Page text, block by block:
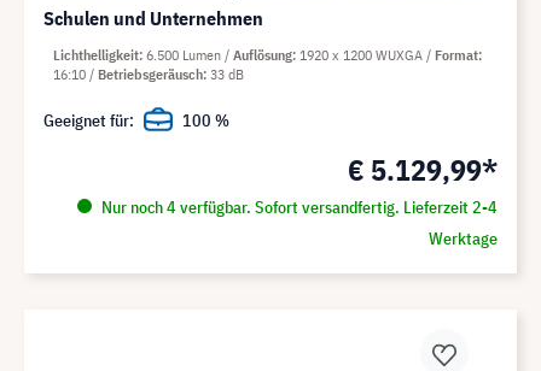
Schulen und Unternehmen
€ 5.129,99*
Nur noch 4 verfügbar. Sofort versandfertig. Lieferzeit 2-4
Werktage
Lichthelligkeit 6.500 Lumen Auflösung 1920 x 1200 WUXGA
Format
16:10
Betriebsgeräusch 33 dB
Geeignet für: 100 %